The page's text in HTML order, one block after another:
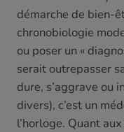
démarche de bien-
chronobiologie
ou poser un «
serait outrepasser
dure, s’aggrave ou
divers), c’est un
l’horloge. Quant